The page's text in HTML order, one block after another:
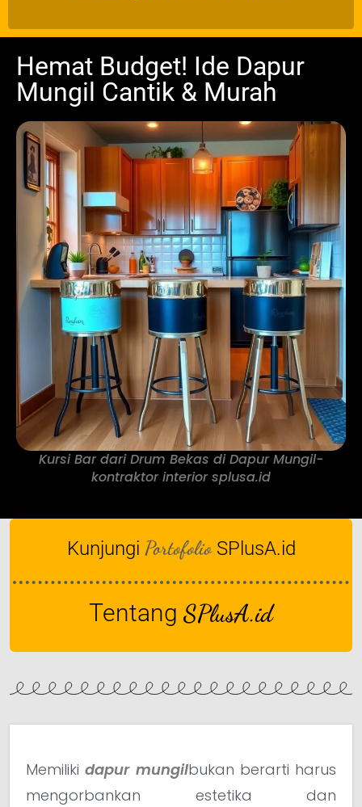
Hemat Budget! Ide Dapur
Mungil Cantik & Murah
Kursi Bar dari Drum Bekas di Dapur Mungil-
kontraktor interior splusa.id
Kunjungi Portofolio SPlusA.id
Tentang SPlusA.id
Memilikidapur mungilbukan berarti harus
mengorbankan estetika dan